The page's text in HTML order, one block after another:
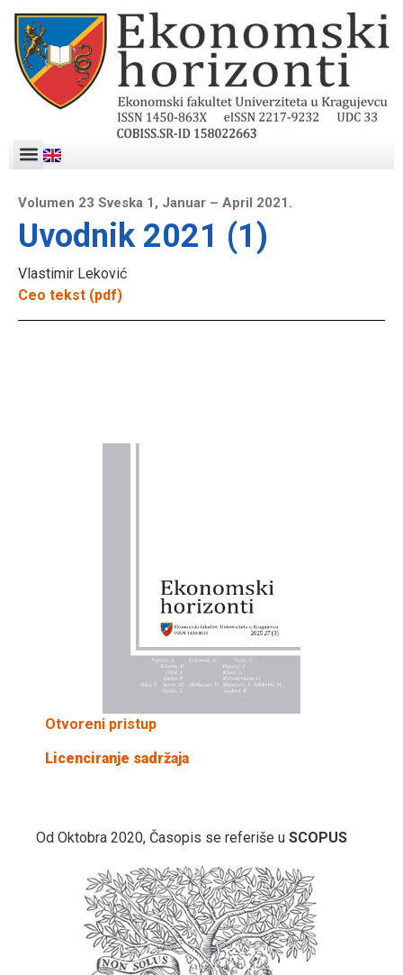
Volumen 23 Sveska 1, Januar – April 2021.
Uvodnik 2021 (1)
Vlastimir Leković
Ceo tekst (pdf)
Otvoreni pristup
Licenciranje sadržaja
Od Oktobra 2020, Časopis se referiše u SCOPUS